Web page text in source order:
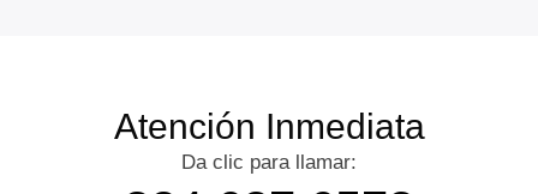
Atención Inmediata
Da clic para llamar: